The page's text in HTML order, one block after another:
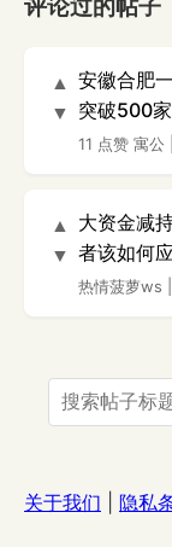
评论过的帖子
▲
▼
安徽合肥
突破500家
11 点赞 寓公
▲
▼
大资金减
者该如何
热情菠萝ws
关于我们 隐私